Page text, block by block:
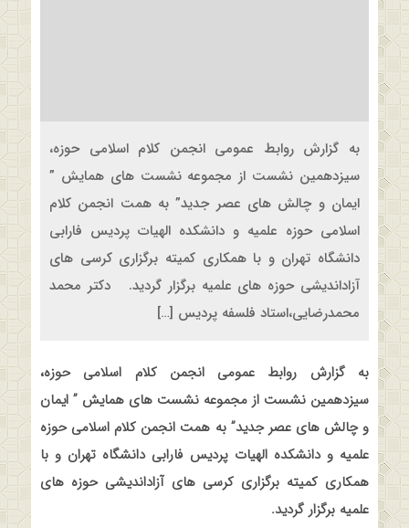
به گزارش روابط عمومی انجمن کلام اسلامی حوزه،
سیزدهمین نشست از مجموعه نشست های همایش ”
ایمان و چالش های عصر جدید” به همت انجمن کلام
اسلامی حوزه علمیه و دانشکده الهیات پردیس فارابی
دانشگاه تهران و با همکاری کمیته برگزاری کرسی های
آزاداندیشی حوزه های علمیه برگزار گردید. دکتر محمد
محمدرضایی،استاد فلسفه پردیس […]
به گزارش روابط عمومی انجمن کلام اسلامی حوزه،
سیزدهمین نشست از مجموعه نشست های همایش ” ایمان
و چالش های عصر جدید” به همت انجمن کلام اسلامی حوزه
علمیه و دانشکده الهیات پردیس فارابی دانشگاه تهران و با
همکاری کمیته برگزاری کرسی های آزاداندیشی حوزه های
علمیه برگزار گردید.